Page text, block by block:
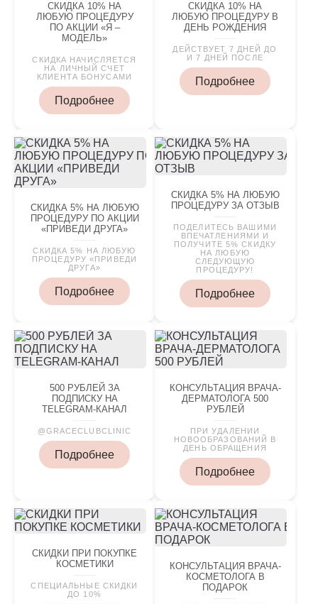
СКИДКА 10% НА
ЛЮБУЮ ПРОЦЕДУРУ
ПО АКЦИИ «Я –
МОДЕЛЬ»
СКИДКА НАЧИСЛЯЕТСЯ
НА ЛИЧНЫЙ СЧЕТ
КЛИЕНТА БОНУСАМИ
Подробнее
СКИДКА 10% НА
ЛЮБУЮ ПРОЦЕДУРУ В
ДЕНЬ РОЖДЕНИЯ
ДЕЙСТВУЕТ 7 ДНЕЙ ДО
И 7 ДНЕЙ ПОСЛЕ
Подробнее
СКИДКА 5% НА ЛЮБУЮ
ПРОЦЕДУРУ ПО АКЦИИ
«ПРИВЕДИ ДРУГА»
СКИДКА 5% НА ЛЮБУЮ
ПРОЦЕДУРУ «ПРИВЕДИ
ДРУГА»
Подробнее
СКИДКА 5% НА ЛЮБУЮ
ПРОЦЕДУРУ ЗА ОТЗЫВ
ПОДЕЛИТЕСЬ ВАШИМИ
ВПЕЧАТЛЕНИЯМИ И
ПОЛУЧИТЕ 5% СКИДКУ
НА ЛЮБУЮ
СЛЕДУЮЩУЮ
ПРОЦЕДУРУ!
Подробнее
500 РУБЛЕЙ ЗА
ПОДПИСКУ НА
TELEGRAM-КАНАЛ
@GRACECLUBCLINIC
Подробнее
КОНСУЛЬТАЦИЯ ВРАЧА-
ДЕРМАТОЛОГА 500
РУБЛЕЙ
ПРИ УДАЛЕНИИ
НОВООБРАЗОВАНИЙ В
ДЕНЬ ОБРАЩЕНИЯ
Подробнее
СКИДКИ ПРИ ПОКУПКЕ
КОСМЕТИКИ
СПЕЦИАЛЬНЫЕ СКИДКИ
ДО 10%
КОНСУЛЬТАЦИЯ ВРАЧА-
КОСМЕТОЛОГА В
ПОДАРОК